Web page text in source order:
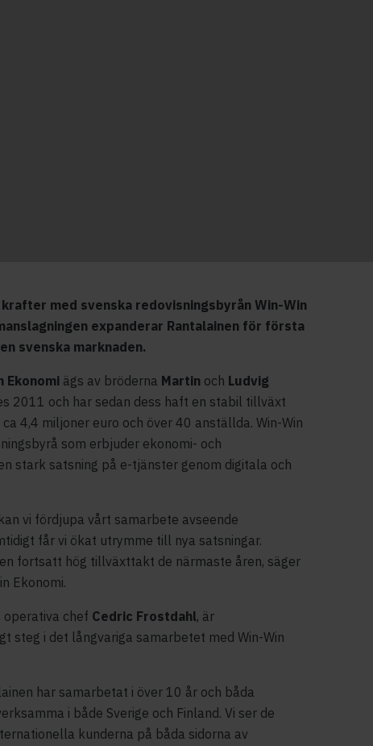
med svenska redovisningsbyrån Win-Win
expanderar Rantalainen för första
svenska marknaden.
Ekonomi ägs av bröderna Martin och Ludvig
2011 och har sedan dess haft en stabil tillväxt
4,4 miljoner euro och över 40 anställda. Win-Win
som erbjuder ekonomi- och
stark satsning på e-tjänster genom digitala och
vi fördjupa vårt samarbete avseende
får vi ökat utrymme till nya satsningar.
fortsatt hög tillväxttakt de närmaste åren, säger
Ekonomi.
operativa chef Cedric Frostdahl, är
steg i det långvariga samarbetet med Win-Win
har samarbetat i över 10 år och båda
i både Sverige och Finland. Vi ser de
kunderna på båda sidorna av